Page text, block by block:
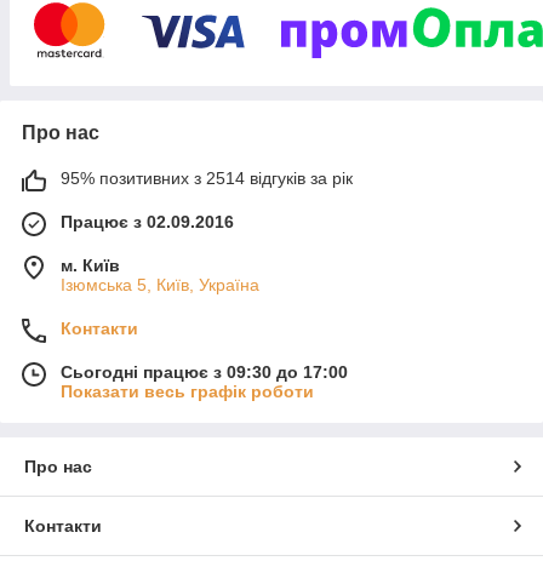
Про нас
95% позитивних з 2514 відгуків за рік
Працює з 02.09.2016
м. Київ
Ізюмська 5, Київ, Україна
Контакти
Сьогодні працює з 09:30 до 17:00
Показати весь графік роботи
Про нас
Контакти